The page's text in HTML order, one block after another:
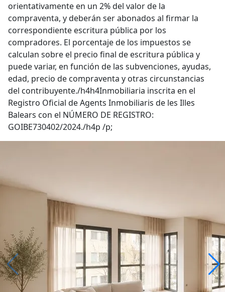
orientativamente en un 2% del valor de la
compraventa, y deberán ser abonados al firmar la
correspondiente escritura pública por los
compradores. El porcentaje de los impuestos se
calculan sobre el precio final de escritura pública y
puede variar, en función de las subvenciones, ayudas,
edad, precio de compraventa y otras circunstancias
del contribuyente./h4h4Inmobiliaria inscrita en el
Registro Oficial de Agents Inmobiliaris de les Illes
Balears con el NÚMERO DE REGISTRO:
GOIBE730402/2024./h4p /p;